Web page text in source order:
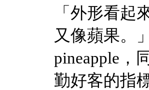
「外形看
又像蘋果。
pineapple，
勤好客的指標